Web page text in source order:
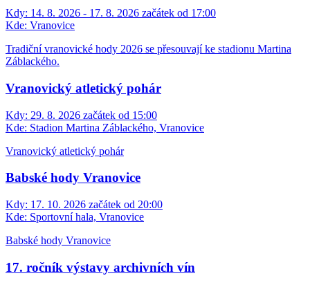
Kdy: 14. 8. 2026 - 17. 8. 2026 začátek od 17:00
Kde: Vranovice
Tradiční vranovické hody 2026 se přesouvají ke stadionu Martina
Záblackého.
Vranovický atletický pohár
Kdy: 29. 8. 2026 začátek od 15:00
Kde: Stadion Martina Záblackého, Vranovice
Vranovický atletický pohár
Babské hody Vranovice
Kdy: 17. 10. 2026 začátek od 20:00
Kde: Sportovní hala, Vranovice
Babské hody Vranovice
17. ročník výstavy archivních vín